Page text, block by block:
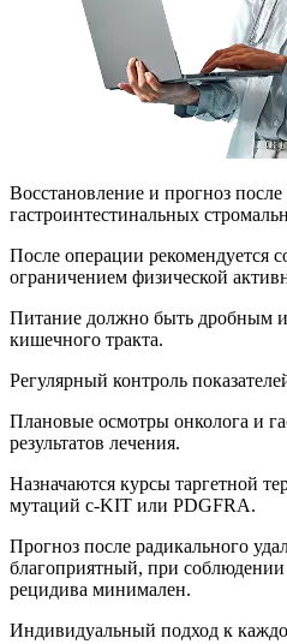
Восстановление и прогноз после
гастроинтестинальных
После операции рекомендуется
ограничением физической
Питание должно быть дробным
кишечного тракта.
Регулярный контроль
Плановые осмотры онколога и
результатов лечения.
Назначаются курсы таргетной
мутаций c-KIT или PDGFRA.
Прогноз после радикального
благоприятный, при
рецидива минимален.
Индивидуальный подход к